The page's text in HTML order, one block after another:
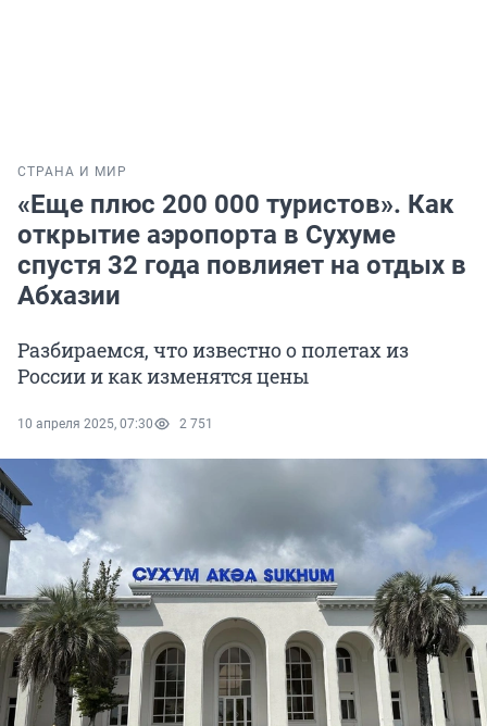
СТРАНА И МИР
«Еще плюс 200 000 туристов». Как
открытие аэропорта в Сухуме
спустя 32 года повлияет на отдых в
Абхазии
Разбираемся, что известно о полетах из
России и как изменятся цены
10 апреля 2025, 07:30 2 751